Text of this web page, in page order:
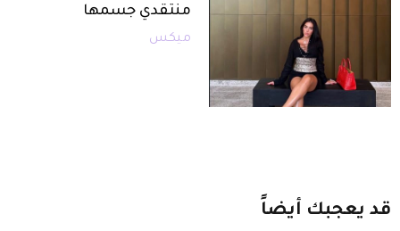
منتقدي جسمها
ميكس
قد يعجبك أيضاً